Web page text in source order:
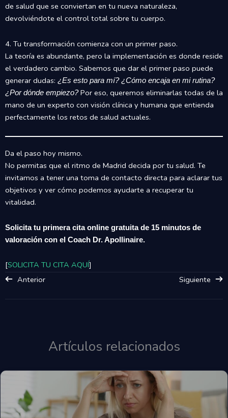
de salud que se conviertan en tu nueva naturaleza,
devolviéndote el control total sobre tu cuerpo.
4. Tu transformación comienza con un primer paso.
La teoría es abundante, pero la implementación es donde reside
el verdadero cambio. Sabemos que dar el primer paso puede
generar dudas: ¿Es esto para mí? ¿Cómo encaja en mi rutina?
¿Por dónde empiezo?Por eso, queremos eliminarlas todas de la
mano de un experto con visión clínica y humana que entienda
perfectamente los retos de salud actuales.
Da el paso hoy mismo.
No permitas que el ritmo de Madrid decida por tu salud. Te
invitamos a tener una toma de contacto directa para aclarar tus
objetivos y ver cómo podemos ayudarte a recuperar tu
vitalidad.
Solicita tu primera cita online gratuita de 15 minutos de
valoración con el Coach Dr. Apollinaire.
[SOLICITA TU CITA AQUÍ]
Anterior
Siguiente
Artículos relacionados